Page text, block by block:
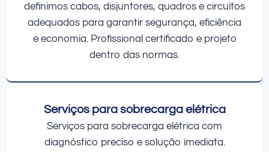
definimos cabos, disjuntores, quadros e circuitos
adequados para garantir segurança, eficiência
e economia. Profissional certificado e projeto
dentro das normas.
Serviços para sobrecarga elétrica
Serviços para sobrecarga elétrica com
diagnóstico preciso e solução imediata.